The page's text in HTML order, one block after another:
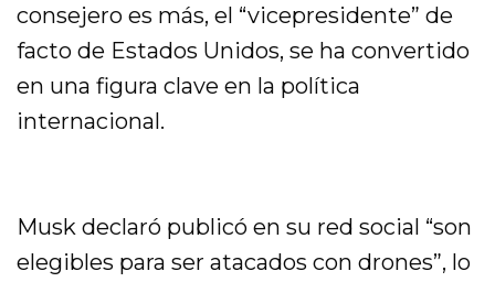
consejero es más, el “vicepresidente” de
facto de Estados Unidos, se ha convertido
en una figura clave en la política
internacional.
Musk declaró publicó en su red social “son
elegibles para ser atacados con drones”, lo